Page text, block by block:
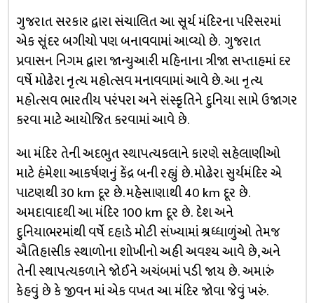
ગુજરાત સરકાર દ્વારા સંચાલિત આ સૂર્ય મંદિરના પરિસરમાં
એક સૂંદર બગીચો પણ બનાવવામાં આવ્યો છે. ગુજરાત
પ્રવાસન નિગમ દ્વારા જાન્યુઆરી મહિનાના ત્રીજા સપ્તાહમાં દર
વર્ષે મોઢેરા નૃત્ય મહોત્સવ મનાવવામાં આવે છે. આ નૃત્ય
મહોત્સવ ભારતીય પરંપરા અને સંસ્કૃતિને દુનિયા સામે ઉજાગર
કરવા માટે આયોજિત કરવામાં આવે છે.
આ મંદિર તેની અદભુત સ્થાપત્યકલાને કારણે સહેલાણીઓ
માટે હંંમેશા આકર્ષણનું કેંદ્ર બની રહ્યું છે. મોઢેરા સુર્યમંદિર એ
પાટણથી 30 km દૂર છે. મહેસાણાથી 40 km દૂર છે.
અમદાવાદથી આ મંદિર 100 km દૂર છે. દેશ અને
દુનિયાભરમાંથી વર્ષે દહાડે મોટી સંખ્યામાં શ્રધ્ધાળુંઓ તેમજ
ઐતિહાસીક સ્થાળોના શોખીનો અહી અવશ્ય આવે છે, અને
તેની સ્થાપત્યકળાને જોઈને અચંબમાં પડી જાય છે. અમારું
કેહવું છે કે જીવન માં એક વખત આ મંદિર જોવા જેવું ખરું.